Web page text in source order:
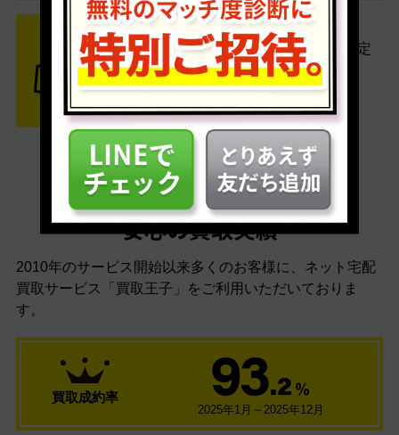
STEP3 ご入金
査定結果はメールでお知らせ。査定
結果がOKなら金額をお支払い！
安心の買取実績
2010年のサービス開始以来多くのお客様に、 ネット宅配
買取サービス「買取王子」をご利用いただいておりま
す。
買取成約率 93.2 ％
2025年1月～2025年12月